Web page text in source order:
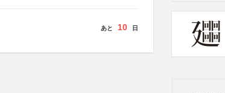
あと 10 日